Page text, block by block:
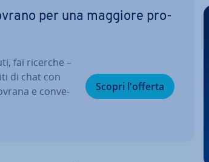
per una maggiore pro­
fai ricerche –
di chat con
e con­ve­
Scopri l'offerta